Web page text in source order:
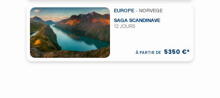
EUROPE - NORVEGE
SAGA SCANDINAVE
12 JOURS
À PARTIR DE 5350 €*